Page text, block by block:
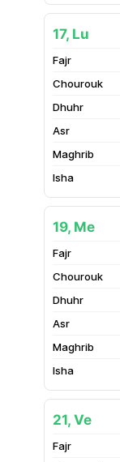
17, Lu
19, Me
21, Ve